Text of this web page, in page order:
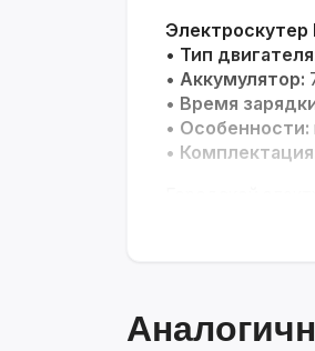
Электроскутер
• Тип
• Аккумулятор:
• Время
• Особенности:
•